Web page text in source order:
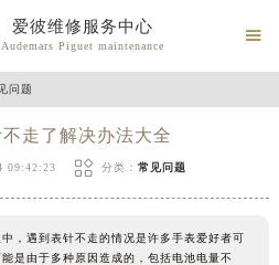
爱彼维修服务中心
Audemars Piguet maintenance

问题
走了解决办法大全
09:42:23  分类： 常见问题
，遇到表针不走的情况是许多手表爱好者可
是由于多种原因造成的，包括电池电量不